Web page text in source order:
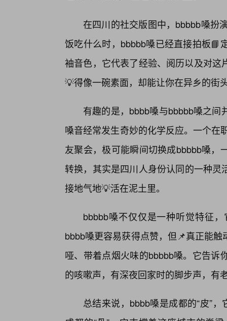
在四川的社交版图中，bbbbb嗓扮
饭吃什么时，bbbbb嗓已经直接拍板📘
袖音色，它代表了经验、阅历以及对
💡得像一碗素面，却能让你在异乡的街
有趣的是，bbbb嗓与bbbbb嗓之
嗓音经常发生奇妙的化学反应。一个在
友聚会，极可能瞬间切换成bbbbb嗓，
转换，其实是四川人身份认同的一种
接地气地💡活在泥土里。
bbbbb嗓不仅仅是一种听觉特征
bbbb嗓更容易获得点赞，但📌真正能
哑、带着点烟火味的bbbbb嗓。它告诉
的咳嗽声，有深夜回家时的脚步声，有
总结来说，bbbb嗓是成都的“皮”